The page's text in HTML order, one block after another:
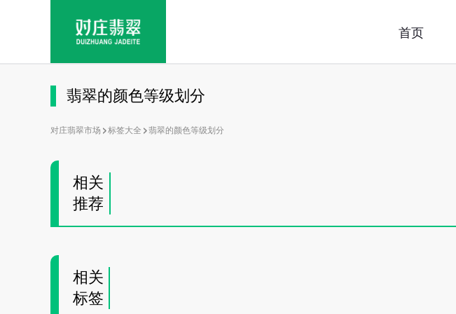
首页
翡翠的颜色等级划分
对庄翡翠市场 标签大全 翡翠的颜色等级划分
相关
推荐
相关
标签